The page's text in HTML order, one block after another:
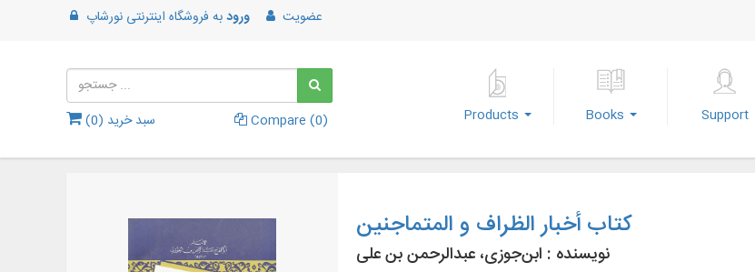
ورودبه فروشگاه اینترنتی نورشاپ عضویت
سبد خرید (0
) Compare (0) Products Books Support
کتاب أخبار الظراف و المتماجنین
نویسنده : ابن‌جوزی، عبدالرحمن بن علی